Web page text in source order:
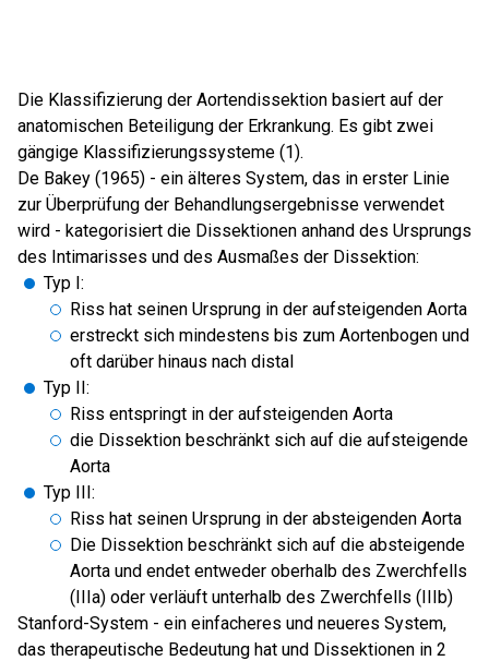
Die Klassifizierung der Aortendissektion basiert auf der
anatomischen Beteiligung der Erkrankung. Es gibt zwei
gängige Klassifizierungssysteme (1).
De Bakey (1965) - ein älteres System, das in erster Linie
zur Überprüfung der Behandlungsergebnisse verwendet
wird - kategorisiert die Dissektionen anhand des Ursprungs
des Intimarisses und des Ausmaßes der Dissektion:
Typ I:
Riss hat seinen Ursprung in der aufsteigenden Aorta
erstreckt sich mindestens bis zum Aortenbogen und
oft darüber hinaus nach distal
Typ II:
Riss entspringt in der aufsteigenden Aorta
die Dissektion beschränkt sich auf die aufsteigende
Aorta
Typ III:
Riss hat seinen Ursprung in der absteigenden Aorta
Die Dissektion beschränkt sich auf die absteigende
Aorta und endet entweder oberhalb des Zwerchfells
(IIIa) oder verläuft unterhalb des Zwerchfells (IIIb)
Stanford-System - ein einfacheres und neueres System,
das therapeutische Bedeutung hat und Dissektionen in 2